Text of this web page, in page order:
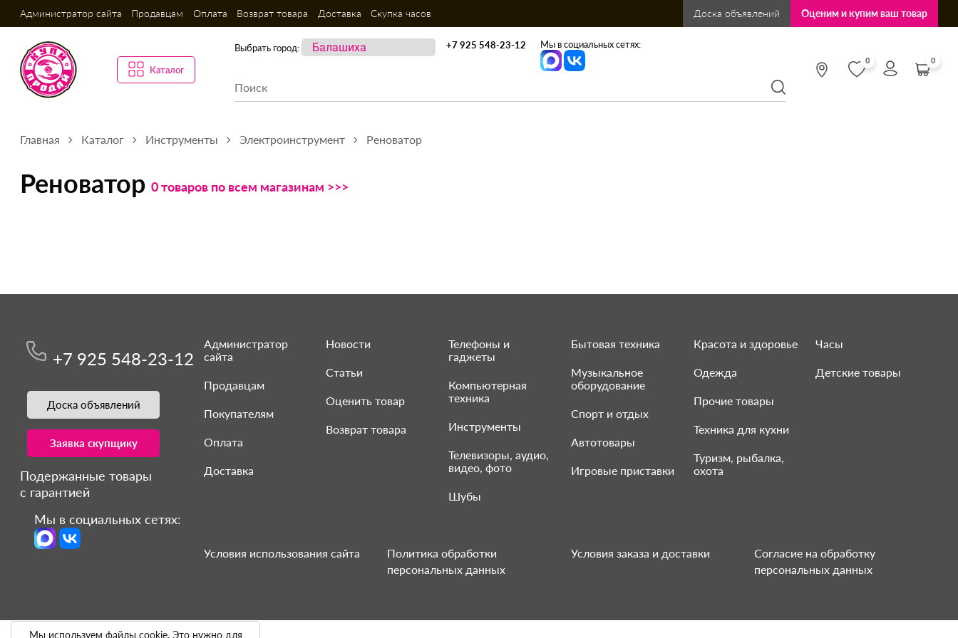
Администратор сайта Продавцам Оплата Возврат товара Доставка Скупка часов Доска объявлений Оценим и купим ваш товар
Каталог
Выбрать город: +7 925 548-23-12 Мы в социальных сетях:
0 0
Главная Каталог Инструменты Электроинструмент Реноватор
Реноватор 0 товаров по всем магазинам >>>
Мы используем файлы cookie. Это нужно для
+7 925 548-23-12
Доска объявлений
Заявка скупщику
Подержанные товары
с гарантией
Мы в социальных сетях:
Администратор
сайта
Продавцам
Покупателям
Оплата
Доставка
Новости
Статьи
Оценить товар
Возврат товара
Телефоны и
гаджеты
Компьютерная
техника
Инструменты
Телевизоры, аудио,
видео, фото
Шубы
Бытовая техника
Музыкальное
оборудование
Спорт и отдых
Автотовары
Игровые приставки
Красота и здоровье
Одежда
Прочие товары
Техника для кухни
Туризм, рыбалка,
охота
Часы
Детские товары
Условия использования сайта
Политика обработки
персональных данных
Условия заказа и доставки
Согласие на обработку
персональных данных